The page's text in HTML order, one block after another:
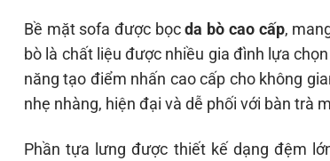
Bề mặt sofa được bọcda bò cao cấp,
bò là chất liệu được nhiều gia đình lựa
năng tạo điểm nhấn cao cấp cho không
nhẹ nhàng, hiện đại và dễ phối với bàn trà
Phần tựa lưng được thiết kế dạng đệm